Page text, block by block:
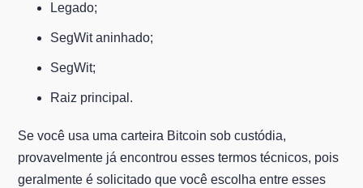
Legado;
SegWit aninhado;
SegWit;
Raiz principal.
Se você usa uma carteira Bitcoin sob custódia,
provavelmente já encontrou esses termos técnicos, pois
geralmente é solicitado que você escolha entre esses